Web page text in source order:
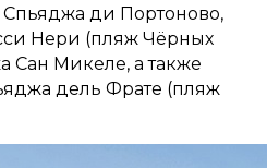
ди Портоново,
Нери (пляж Чёрных
Сан Микеле, а также
дель Фрате (пляж